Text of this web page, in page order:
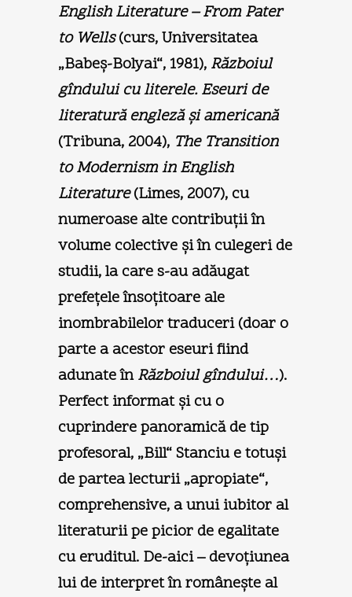
English Literature – From Pater
to Wells(curs, Universitatea
„Babeş-Bolyai“, 1981), Războiul
gîndului cu literele. Eseuri de
literatură engleză şi americană
(Tribuna, 2004), The Transition
to Modernism in English
Literature(Limes, 2007), cu
numeroase alte contribuţii în
volume colective şi în culegeri de
studii, la care s-au adăugat
prefeţele însoţitoare ale
inombrabilelor traduceri (doar o
parte a acestor eseuri fiind
adunate înRăzboiul gîndului…).
Perfect informat şi cu o
cuprindere panoramică de tip
profesoral, „Bill“ Stanciu e totuşi
de partea lecturii „apropiate“,
comprehensive, a unui iubitor al
literaturii pe picior de egalitate
cu eruditul. De-aici – devoţiunea
lui de interpret în româneşte al